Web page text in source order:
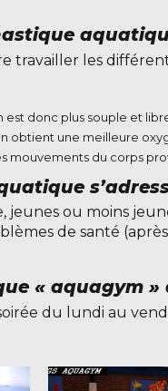
travailler les
est donc plus souple et
obtient une meilleure
mouvements du corps
jeunes ou moins
de santé
« aquagym »
du lundi au